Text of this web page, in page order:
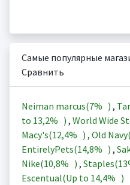
Самые популярные
Сравнить
Neiman marcus(7% ) ,
to 13,2% ) , World Wide
Macy's(12,4% ) , Old
EntirelyPets(14,8% ) ,
Nike(10,8% ) , Staples(
Escentual(Up to 14,4% )